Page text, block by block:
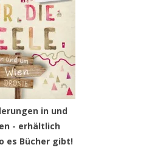
in und
- erhältlich
es Bücher gibt!